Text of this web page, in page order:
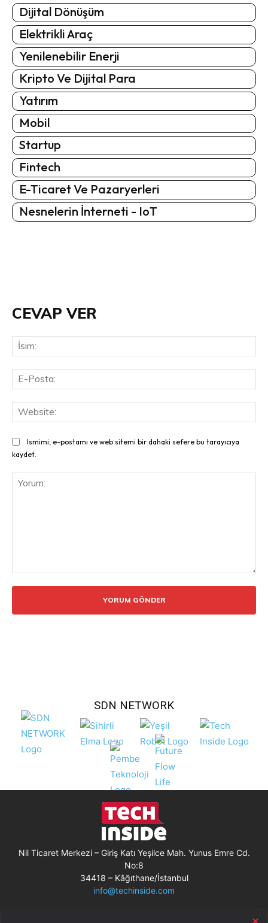
Dijital Dönüşüm
Elektrikli Araç
Yenilenebilir Enerji
Kripto Ve Dijital Para
Yatırım
Mobil
Startup
Fintech
E-Ticaret Ve Pazaryerleri
Nesnelerin İnterneti - IoT
CEVAP VER
Ismimi, e-postamı ve web sitemi bir dahaki sefere bu tarayıcıya
kaydet.
SDN NETWORK
Nil Ticaret Merkezi – Giriş Katı Yeşilce Mah. Yunus Emre Cd.
No:8
34418 – Kâğıthane/İstanbul
info@techinside.com